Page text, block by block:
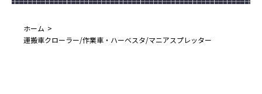
ホーム
運搬車クローラー/作業車・ハーベスタ/マニアスプレッター